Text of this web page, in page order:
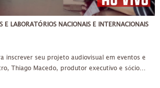
E LABORATÓRIOS NACIONAIS E INTERNACIONAIS
inscrever seu projeto audiovisual em eventos e
Thiago Macedo, produtor executivo e sócio...